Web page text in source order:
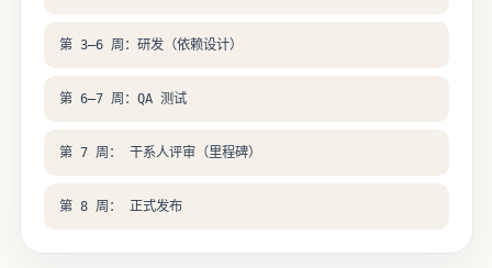
第 3–6 周：研发（依赖设计）
第 6–7 周：QA 测试
第 7 周： 干系人评审（里程碑）
第 8 周： 正式发布